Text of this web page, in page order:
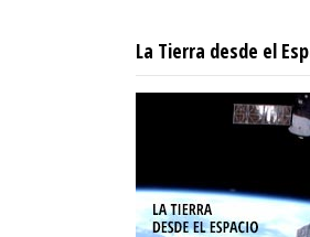
La Tierra desde el